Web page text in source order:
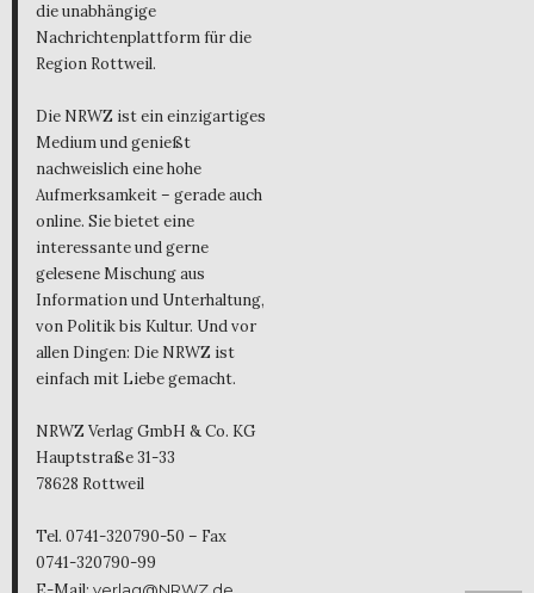
die unabhängige
Nachrichtenplattform für die
Region Rottweil.
Die NRWZ ist ein einzigartiges
Medium und genießt
nachweislich eine hohe
Aufmerksamkeit – gerade auch
online. Sie bietet eine
interessante und gerne
gelesene Mischung aus
Information und Unterhaltung,
von Politik bis Kultur. Und vor
allen Dingen: Die NRWZ ist
einfach mit Liebe gemacht.
NRWZ Verlag GmbH & Co. KG
Hauptstraße 31-33
78628 Rottweil
Tel. 0741-320790-50 – Fax
0741-320790-99